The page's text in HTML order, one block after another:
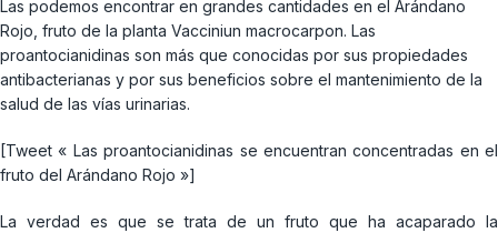
Las podemos encontrar en grandes cantidades en el Arándano
Rojo, fruto de la planta Vacciniun macrocarpon. Las
proantocianidinas son más que conocidas por sus propiedades
antibacterianas y por sus beneficios sobre el mantenimiento de la
salud de las vías urinarias.
[Tweet « Las proantocianidinas se encuentran concentradas en el
fruto del Arándano Rojo »]
La verdad es que se trata de un fruto que ha acaparado la